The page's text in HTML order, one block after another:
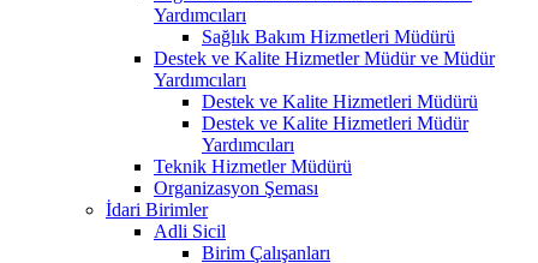
Yardımcıları
Sağlık Bakım Hizmetleri Müdürü
Destek ve Kalite Hizmetler Müdür ve Müdür
Yardımcıları
Destek ve Kalite Hizmetleri Müdürü
Destek ve Kalite Hizmetleri Müdür
Yardımcıları
Teknik Hizmetler Müdürü
Organizasyon Şeması
İdari Birimler
Adli Sicil
Birim Çalışanları